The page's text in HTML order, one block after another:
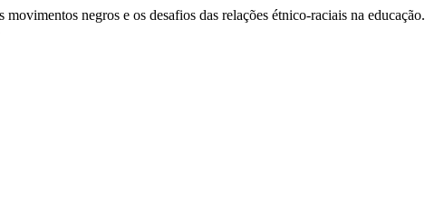
negros e os desafios das relações étnico-raciais na educação.